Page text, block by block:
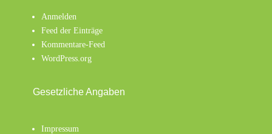
Anmelden
Feed der Einträge
Kommentare-Feed
WordPress.org
Gesetzliche Angaben
Impressum